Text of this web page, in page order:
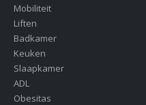
Mobiliteit
Liften
Badkamer
Keuken
Slaapkamer
ADL
Obesitas